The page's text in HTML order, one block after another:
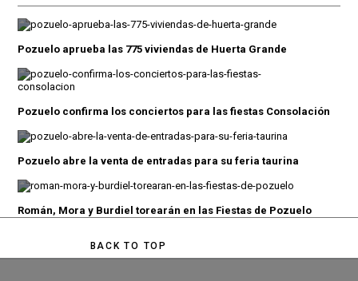
Pozuelo aprueba las 775 viviendas de Huerta Grande
Pozuelo confirma los conciertos para las fiestas Consolación
Pozuelo abre la venta de entradas para su feria taurina
Román, Mora y Burdiel torearán en las Fiestas de Pozuelo
BACK TO TOP